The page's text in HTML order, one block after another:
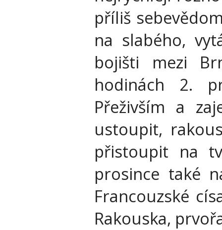
příliš
na slabého,
bojišti mezi
hodinách 2.
Přeživším a
ustoupit,
přistoupit na
prosince také
Francouzské
Rakouska,